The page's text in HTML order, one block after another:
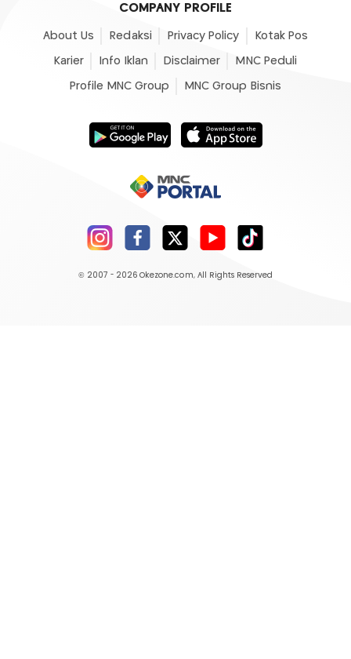
COMPANY PROFILE
About Us Redaksi Privacy Policy Kotak Pos
Karier Info Iklan Disclaimer MNC Peduli
Profile MNC Group MNC Group Bisnis
© 2007 - 2026 Okezone.com, All Rights Reserved